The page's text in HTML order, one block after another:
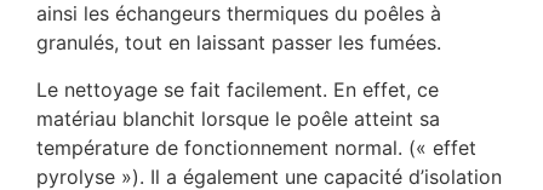
ainsi les échangeurs thermiques du poêles à
granulés, tout en laissant passer les fumées.
Le nettoyage se fait facilement. En effet, ce
matériau blanchit lorsque le poêle atteint sa
température de fonctionnement normal. (« effet
pyrolyse »). Il a également une capacité d’isolation